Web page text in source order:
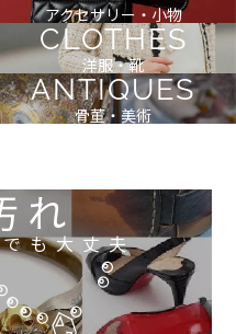
アクセサリー・小物
CLOTHES
洋服・靴
ANTIQUES
骨董・美術
れ
も大丈夫